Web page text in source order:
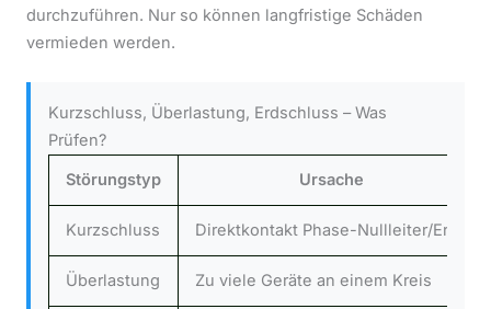
durchzuführen. Nur so können langfristige Schäden
vermieden werden.
Kurzschluss, Überlastung, Erdschluss – Was
Prüfen?
Störungstyp
Ursache
Kurzschluss Direktkontakt Phase-Nullleiter/Erde
Überlastung Zu viele Geräte an einem Kreis